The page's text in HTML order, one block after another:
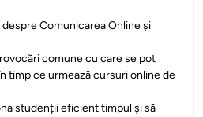
Comunicarea Online și
comune cu care se pot
timp ce urmează cursuri online de
studenții eficient timpul și să